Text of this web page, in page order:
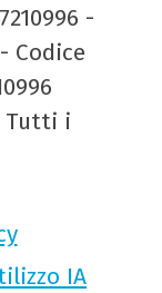
-
Codice
Tutti i
IA